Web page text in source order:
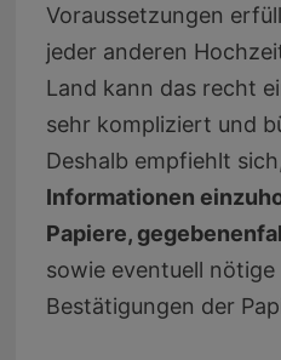
Voraussetzungen
jeder anderen
Land kann das recht
sehr kompliziert und
Deshalb empfiehlt
Informationen
Papiere,
sowie eventuell
Bestätigungen der